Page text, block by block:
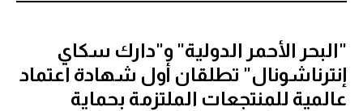
"البحر الأحمر الدولية" و"دارك سكاي
إنترناشونال" تطلقان أول شهادة اعتماد
عالمية للمنتجعات الملتزمة بحماية